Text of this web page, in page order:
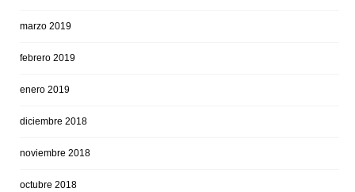
marzo 2019
febrero 2019
enero 2019
diciembre 2018
noviembre 2018
octubre 2018